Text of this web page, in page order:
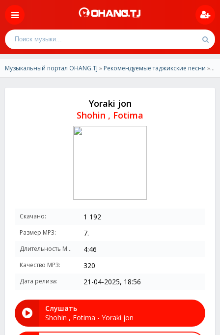
Музыкальный портал OHANG.TJ » Рекомендуемые таджикские песни » Shohin , Fotima - Yoraki jon
Yoraki jon
Shohin , Fotima
Скачано: 1 192
Размер MP3: 7.
Длительность MP3: 4:46
Качество MP3: 320
Дата релиза: 21-04-2025, 18:56
Слушать
Shohin , Fotima - Yoraki jon